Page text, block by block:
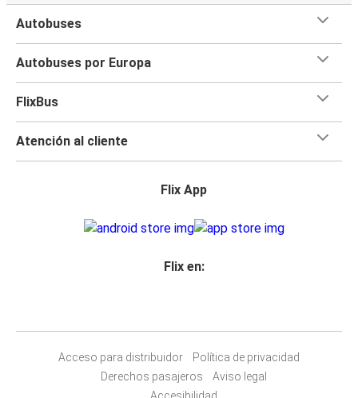
Autobuses
Autobuses por Europa
FlixBus
Atención al cliente
Flix App
Flix en:
Acceso para distribuidor
Política de privacidad
Derechos pasajeros
Aviso legal
Accesibilidad